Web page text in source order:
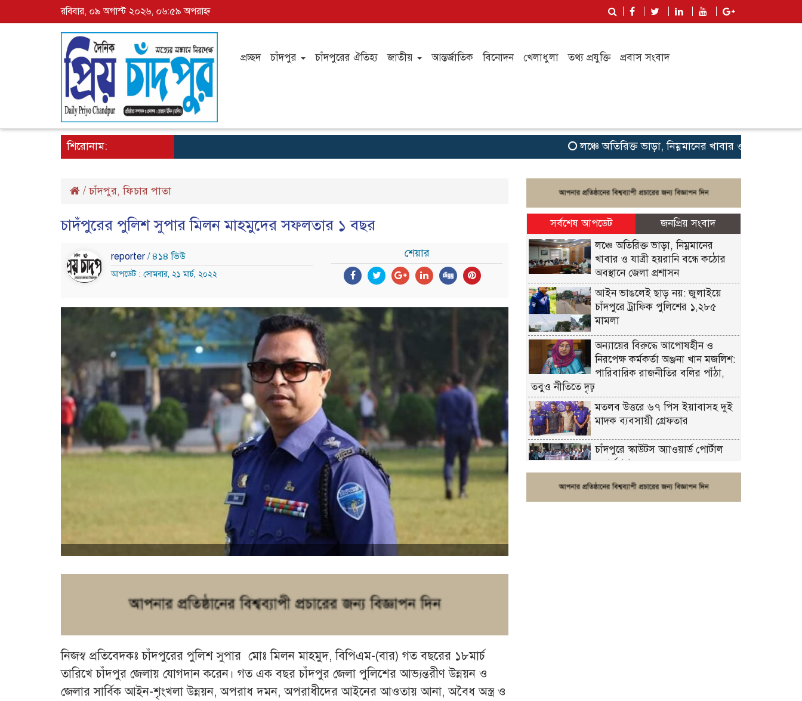
রবিবার, ০৯ অগাস্ট ২০২৬, ০৬:৫৯ অপরাহ্ন
প্রচ্ছদ চাঁদপুর চাঁদপুরের ঐতিহ্য জাতীয় আন্তর্জাতিক বিনোদন খেলাধুলা তথ্য প্রযুক্তি প্রবাস সংবাদ
শিরোনাম: লঞ্চে অতিরিক্ত ভাড়া, নিম্নমানের খাবার ও যাত্রী হয়রানি বন্ধে
/চাঁদপুর,ফিচার পাতা
চাদঁপুরের পুলিশ সুপার মিলন মাহমুদের সফলতার ১ বছর
reporter / ৪১৪ ভিউ
আপডেট : সোমবার, ২১ মার্চ, ২০২২
শেয়ার
নিজস্ব প্রতিবেদকঃ চাঁদপুরের পুলিশ সুপার মোঃ মিলন মাহমুদ, বিপিএম-(বার) গত বছরের ১৮মার্চ
তারিখে চাঁদপুর জেলায় যোগদান করেন। গত এক বছর চাঁদপুর জেলা পুলিশের আভ্যন্তরীণ উন্নয়ন ও
জেলার সার্বিক আইন-শৃংখলা উন্নয়ন, অপরাধ দমন, অপরাধীদের আইনের আওতায় আনা, অবৈধ অস্ত্র ও
সর্বশেষ আপডেট
জনপ্রিয় সংবাদ
লঞ্চে অতিরিক্ত ভাড়া, নিম্নমানের
খাবার ও যাত্রী হয়রানি বন্ধে কঠোর
অবস্থানে জেলা প্রশাসন
আইন ভাঙলেই ছাড় নয়: জুলাইয়ে
চাঁদপুরে ট্রাফিক পুলিশের ১,২৮৫
মামলা
অন্যায়ের বিরুদ্ধে আপোষহীন ও
নিরপেক্ষ কর্মকর্তা অঞ্জনা খান মজলিশ:
পারিবারিক রাজনীতির বলির পাঁঠা,
তবুও নীতিতে দৃঢ়
মতলব উত্তরে ৬৭ পিস ইয়াবাসহ দুই
মাদক ব্যবসায়ী গ্রেফতার
চাঁদপুরে স্কাউটস অ্যাওয়ার্ড পোর্টাল
ওয়ার্কশপ
ফরিদগঞ্জে চুরির আতঙ্ক: এক সপ্তাহে
২০টির বেশি ঘটনা, নিরাপত্তাহীনতায়